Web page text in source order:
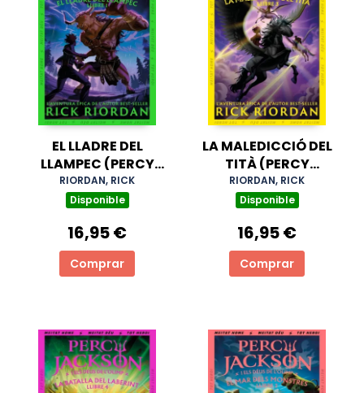
EL LLADRE DEL
LLAMPEC (PERCY
JACKSON I ELS DÉUS
DE L'OLIMP 1)
RIORDAN, RICK
Disponible
16,95 €
Comprar
LA MALEDICCIÓ DEL
TITÀ (PERCY
JACKSON I ELS DÉUS
DE L'OLIMP 3)
RIORDAN, RICK
Disponible
16,95 €
Comprar